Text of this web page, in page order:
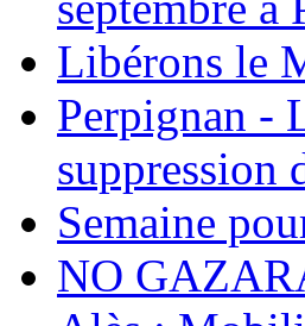
Libérons le
Perpignan -
suppression
Semaine
NO